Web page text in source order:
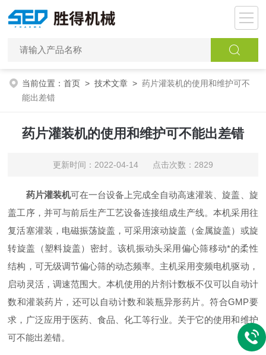
当前位置：首页 >技术文章 >药片灌装机的使用和维护可不
能出差错
药片灌装机的使用和维护可不能出差错
更新时间：2022-04-14 点击次数：2829
药片灌装机可在一台设备上完成全自动高速灌装、旋盖、旋
盖工序，并可与前后生产工艺设备连接组成生产线。本机采用往
复活塞灌装，电磁振荡旋盖，可采用滚动旋盖（金属旋盖）或旋
转旋盖（塑料旋盖）密封。该机振动头采用偏心筛移动*的柔性
结构，可无级调节偏心筛的动态频率。主机采用变频电机驱动，
启动灵活，调速范围大。本机使用的片剂计数板不仅可以自动计
数和灌装药片，还可以自动计数和装瓶异形药片。符合GMP要
求，广泛应用于医药、食品、化工等行业。关于它的使用和维护
可不能出差错。